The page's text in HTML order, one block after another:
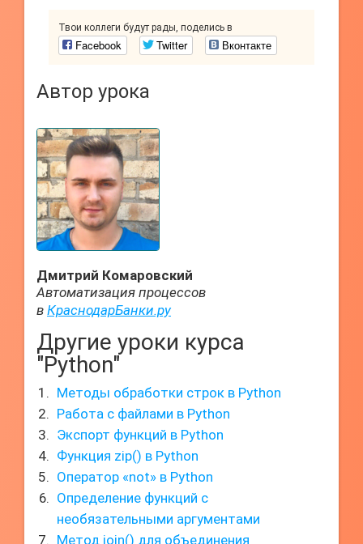
Твои коллеги будут рады, поделись в
Facebook Twitter Вконтакте
Автор урока
Дмитрий Комаровский
Автоматизация процессов
в КраснодарБанки.ру
Другие уроки курса
"Python"
Методы обработки строк в Python
Работа с файлами в Python
Экспорт функций в Python
Функция zip() в Python
Оператор «not» в Python
Определение функций с
необязательными аргументами
Метод join() для объединения